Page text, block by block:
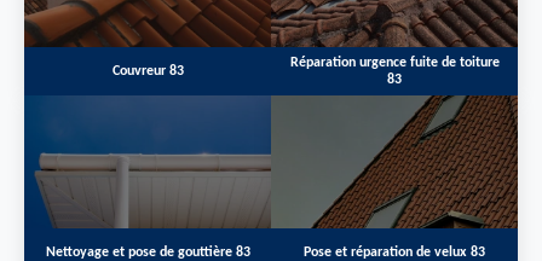
Couvreur 83
Réparation urgence fuite de toiture
83
Nettoyage et pose de gouttière 83 Pose et réparation de velux 83